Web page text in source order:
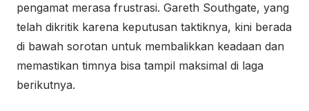
pengamat merasa frustrasi. Gareth Southgate, yang
telah dikritik karena keputusan taktiknya, kini berada
di bawah sorotan untuk membalikkan keadaan dan
memastikan timnya bisa tampil maksimal di laga
berikutnya.